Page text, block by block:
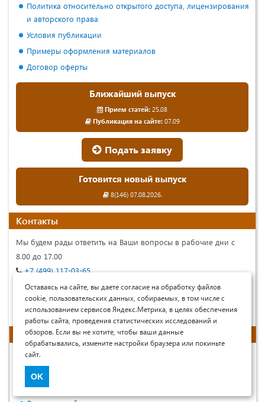
Политика относительно открытого доступа, лицензирования
и авторского права
Условия публикации
Примеры оформления материалов
Договор оферты
Ближайший выпуск
Прием статей: 25.08
Публикация на сайте:07.09
Подать заявку
Готовится новый выпуск
8(146) 07.08.2026.
Контакты
Мы будем рады ответить на Ваши вопросы в рабочие дни с
8.00 до 17.00
+7 (499) 117-03-65
Telegram: 7universum
+79609483038
nature@7universum.com
Читателям
Архив выпусков
Статьи по рубрикам
Наши авторы
Оставаясь на сайте, вы даете согласие на обработку файлов
cookie, пользовательских данных, собираемых, в том числе с
использованием сервисов Яндекс.Метрика, в целях обеспечения
работы сайта, проведения статистических исследований и
обзоров. Если вы не хотите, чтобы ваши данные
обрабатывались, измените настройки браузера или покиньте
сайт.
OK